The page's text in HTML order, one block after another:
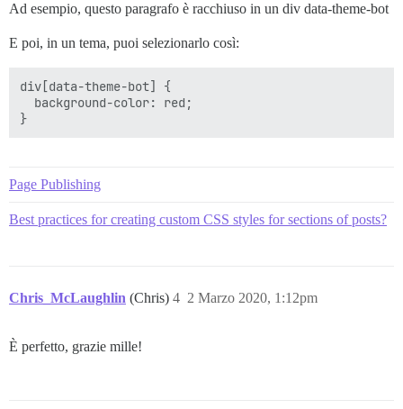
Ad esempio, questo paragrafo è racchiuso in un div data-theme-bot
E poi, in un tema, puoi selezionarlo così:
div[data-theme-bot] {
  background-color: red;
Page Publishing
Best practices for creating custom CSS styles for sections of posts?
Chris_McLaughlin (Chris) 2 Marzo 2020, 1:12pm
4
È perfetto, grazie mille!